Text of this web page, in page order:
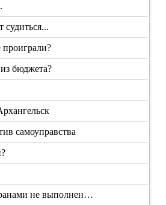
судиться...
бюджета?
самоуправства
не выполнен…